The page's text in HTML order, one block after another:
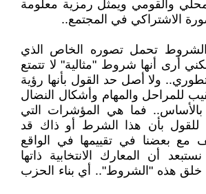
والقومي ويمثل رمزية معلومة
الاشتراكي في المجتمع..
الشروط تحمل تصوره الخاص الذي
أرى أنها شروط "مثالية" لا تتمتع
ولا أصل حد القول بأنها رؤية
للمراحل والمهام وأشكال النضال
فما هي المؤشرات التي
للقول بأن هذا الشرط أو ذاك قد
مع بعضنا في تقييمها في الواقع
أن المعارك الانتخابية ذاتها
هذه "الشروط".. أي بناء الحزب